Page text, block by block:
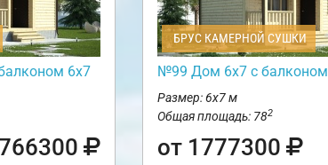
6х7
БРУС КАМЕРНОЙ СУШКИ
№99 Дом 6х7 с балконом
Размер: 6х7 м
Общая площадь: 782
от 1777300